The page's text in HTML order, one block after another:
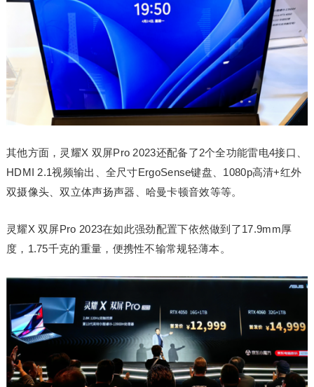
其他方面，灵耀X 双屏Pro 2023还配备了2个全功能雷电4接口、
HDMI 2.1视频输出、全尺寸ErgoSense键盘、1080p高清+红外
双摄像头、双立体声扬声器、哈曼卡顿音效等等。
灵耀X 双屏Pro 2023在如此强劲配置下依然做到了17.9mm厚
度，1.75千克的重量，便携性不输常规轻薄本。